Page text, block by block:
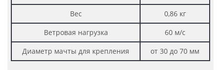
Вес
0,86 кг
Ветровая нагрузка
60 м/с
Диаметр мачты для крепления
от 30 до 70 мм